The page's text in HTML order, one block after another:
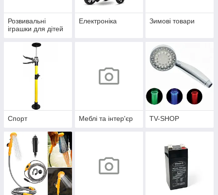
Розвивальні
іграшки для дітей
Електроніка Зимові товари
Спорт Меблі та інтер'єр TV-SHOP